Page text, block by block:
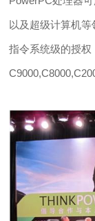
以及超级计算机
指令系统级的授权